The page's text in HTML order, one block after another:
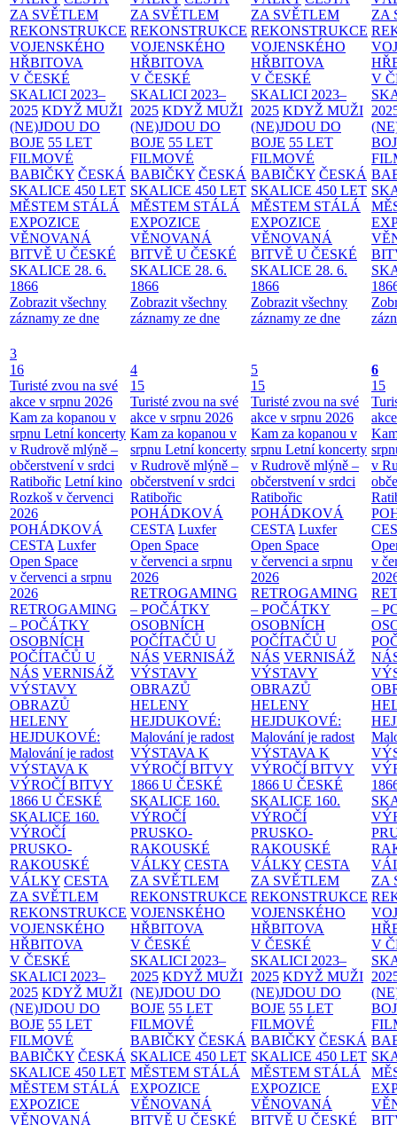
ZA SVĚTLEM
REKONSTRUKCE
VOJENSKÉHO
HŘBITOVA
V ČESKÉ
SKALICI 2023–
2025 KDYŽ MUŽI
(NE)JDOU DO
BOJE 55 LET
FILMOVÉ
BABIČKY ČESKÁ
SKALICE 450 LET
MĚSTEM STÁLÁ
EXPOZICE
VĚNOVANÁ
BITVĚ U ČESKÉ
SKALICE 28. 6.
1866
Zobrazit všechny
záznamy ze dne
ZA SVĚTLEM
REKONSTRUKCE
VOJENSKÉHO
HŘBITOVA
V ČESKÉ
SKALICI 2023–
2025 KDYŽ MUŽI
(NE)JDOU DO
BOJE 55 LET
FILMOVÉ
BABIČKY ČESKÁ
SKALICE 450 LET
MĚSTEM STÁLÁ
EXPOZICE
VĚNOVANÁ
BITVĚ U ČESKÉ
SKALICE 28. 6.
1866
Zobrazit všechny
záznamy ze dne
ZA SVĚTLEM
REKONSTRUKCE
VOJENSKÉHO
HŘBITOVA
V ČESKÉ
SKALICI 2023–
2025 KDYŽ MUŽI
(NE)JDOU DO
BOJE 55 LET
FILMOVÉ
BABIČKY ČESKÁ
SKALICE 450 LET
MĚSTEM STÁLÁ
EXPOZICE
VĚNOVANÁ
BITVĚ U ČESKÉ
SKALICE 28. 6.
1866
Zobrazit všechny
záznamy ze dne
ZA
V
3
16
Turisté zvou na své
akce v srpnu 2026
Kam za kopanou v
srpnu Letní koncerty
v Rudrově mlýně –
občerstvení v srdci
Ratibořic Letní kino
Rozkoš v červenci
2026
POHÁDKOVÁ
CESTA Luxfer
Open Space
v červenci a srpnu
2026
RETROGAMING
– POČÁTKY
OSOBNÍCH
POČÍTAČŮ U
NÁS VERNISÁŽ
VÝSTAVY
OBRAZŮ
HELENY
HEJDUKOVÉ:
Malování je radost
VÝSTAVA K
VÝROČÍ BITVY
1866 U ČESKÉ
SKALICE 160.
VÝROČÍ
PRUSKO-
RAKOUSKÉ
VÁLKY CESTA
ZA SVĚTLEM
REKONSTRUKCE
VOJENSKÉHO
HŘBITOVA
V ČESKÉ
SKALICI 2023–
2025 KDYŽ MUŽI
(NE)JDOU DO
BOJE 55 LET
FILMOVÉ
BABIČKY ČESKÁ
SKALICE 450 LET
MĚSTEM STÁLÁ
EXPOZICE
VĚNOVANÁ
4
15
Turisté zvou na své
akce v srpnu 2026
Kam za kopanou v
srpnu Letní koncerty
v Rudrově mlýně –
občerstvení v srdci
Ratibořic
POHÁDKOVÁ
CESTA Luxfer
Open Space
v červenci a srpnu
2026
RETROGAMING
– POČÁTKY
OSOBNÍCH
POČÍTAČŮ U
NÁS VERNISÁŽ
VÝSTAVY
OBRAZŮ
HELENY
HEJDUKOVÉ:
Malování je radost
VÝSTAVA K
VÝROČÍ BITVY
1866 U ČESKÉ
SKALICE 160.
VÝROČÍ
PRUSKO-
RAKOUSKÉ
VÁLKY CESTA
ZA SVĚTLEM
REKONSTRUKCE
VOJENSKÉHO
HŘBITOVA
V ČESKÉ
SKALICI 2023–
2025 KDYŽ MUŽI
(NE)JDOU DO
BOJE 55 LET
FILMOVÉ
BABIČKY ČESKÁ
SKALICE 450 LET
MĚSTEM STÁLÁ
EXPOZICE
VĚNOVANÁ
BITVĚ U ČESKÉ
5
15
Turisté zvou na své
akce v srpnu 2026
Kam za kopanou v
srpnu Letní koncerty
v Rudrově mlýně –
občerstvení v srdci
Ratibořic
POHÁDKOVÁ
CESTA Luxfer
Open Space
v červenci a srpnu
2026
RETROGAMING
– POČÁTKY
OSOBNÍCH
POČÍTAČŮ U
NÁS VERNISÁŽ
VÝSTAVY
OBRAZŮ
HELENY
HEJDUKOVÉ:
Malování je radost
VÝSTAVA K
VÝROČÍ BITVY
1866 U ČESKÉ
SKALICE 160.
VÝROČÍ
PRUSKO-
RAKOUSKÉ
VÁLKY CESTA
ZA SVĚTLEM
REKONSTRUKCE
VOJENSKÉHO
HŘBITOVA
V ČESKÉ
SKALICI 2023–
2025 KDYŽ MUŽI
(NE)JDOU DO
BOJE 55 LET
FILMOVÉ
BABIČKY ČESKÁ
SKALICE 450 LET
MĚSTEM STÁLÁ
EXPOZICE
VĚNOVANÁ
BITVĚ U ČESKÉ
6
15
v
v
–
ZA
V